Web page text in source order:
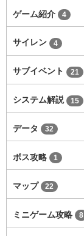
ゲーム紹介 4
サイレン 4
サブイベント 21
システム解説 15
データ 32
ボス攻略 1
マップ 22
ミニゲーム攻略 8